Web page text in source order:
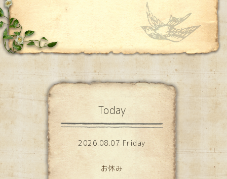
Today
2026.08.07 Friday
お休み